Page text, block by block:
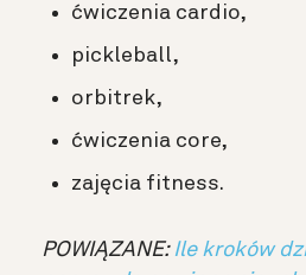
ćwiczenia cardio,
pickleball,
orbitrek,
ćwiczenia core,
zajęcia fitness.
POWIĄZANE: Ile kroków